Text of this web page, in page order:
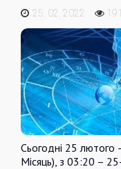
25. 02. 2022
Сьогодні 25 лютого
Місяць), з 03:20 –